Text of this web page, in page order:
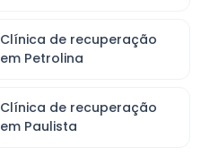
Clínica de recuperação
em Petrolina
Clínica de recuperação
em Paulista